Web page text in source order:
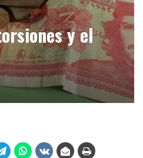
y el